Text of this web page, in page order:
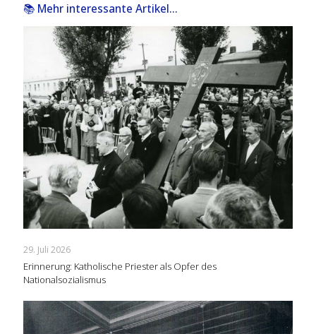
📚 Mehr interessante Artikel...
29. Juli 2026
Erinnerung: Katholische Priester als Opfer des
Nationalsozialismus